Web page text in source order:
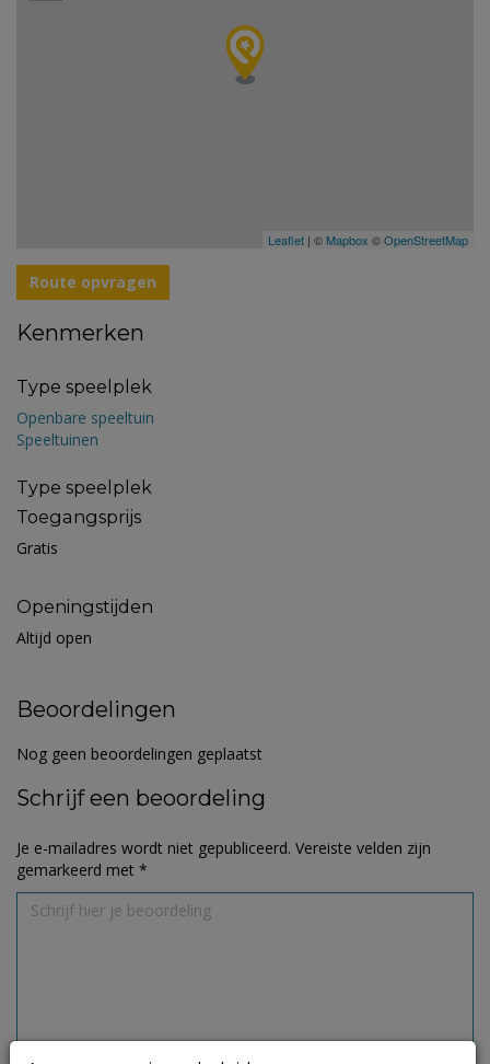
Leaflet | © Mapbox ©OpenStreetMap
Route opvragen
Kenmerken
Type speelplek
Openbare speeltuin
Speeltuinen
Type speelplek
Toegangsprijs
Gratis
Openingstijden
Altijd open
Beoordelingen
Nog geen beoordelingen geplaatst
Schrijf een beoordeling
Je e-mailadres wordt niet gepubliceerd. Vereiste velden zijn
gemarkeerd met *